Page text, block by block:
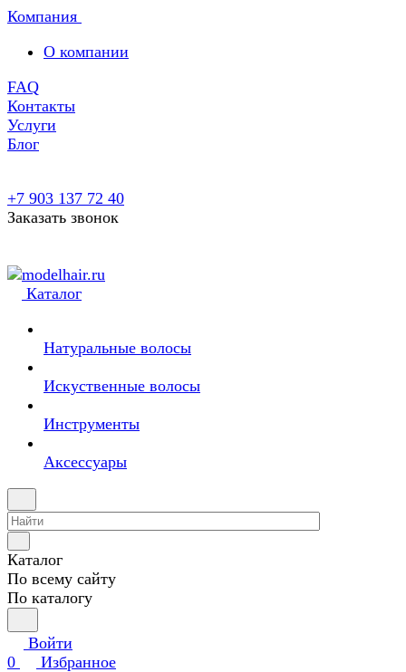
Компания
О компании
FAQ
Контакты
Услуги
Блог
+7 903 137 72 40
Заказать звонок
Каталог
Натуральные волосы
Искуственные волосы
Инструменты
Аксессуары
Каталог
По всему сайту
По каталогу
Войти
0
Избранное